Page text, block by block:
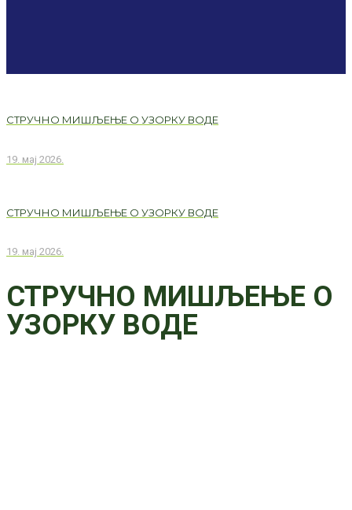
СТРУЧНО МИШЉЕЊЕ О УЗОРКУ ВОДЕ
19. мај 2026.
СТРУЧНО МИШЉЕЊЕ О УЗОРКУ ВОДЕ
19. мај 2026.
СТРУЧНО МИШЉЕЊЕ О
УЗОРКУ ВОДЕ